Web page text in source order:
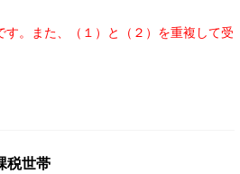
。また、（１）と（２）を重複して受
税世帯